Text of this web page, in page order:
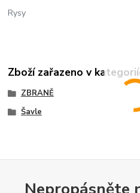
Rysy
Zboží zařazeno v
ZBRANĚ
Šavle
Nepropásněte